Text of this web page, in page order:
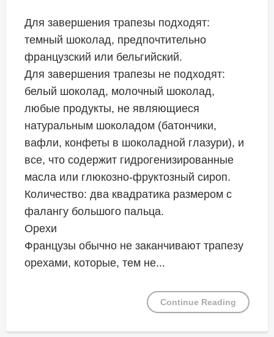
Для завершения трапезы подходят:
темный шоколад, предпочтительно
французский или бельгийский.
Для завершения трапезы не подходят:
белый шоколад, молочный шоколад,
любые продукты, не являющиеся
натуральным шоколадом (батончики,
вафли, конфеты в шоколадной глазури), и
все, что содержит гидрогенизированные
масла или глюкозно-фруктозный сироп.
Количество: два квадратика размером с
фалангу большого пальца.
Орехи
Французы обычно не заканчивают трапезу
орехами, которые, тем не...
Continue Reading